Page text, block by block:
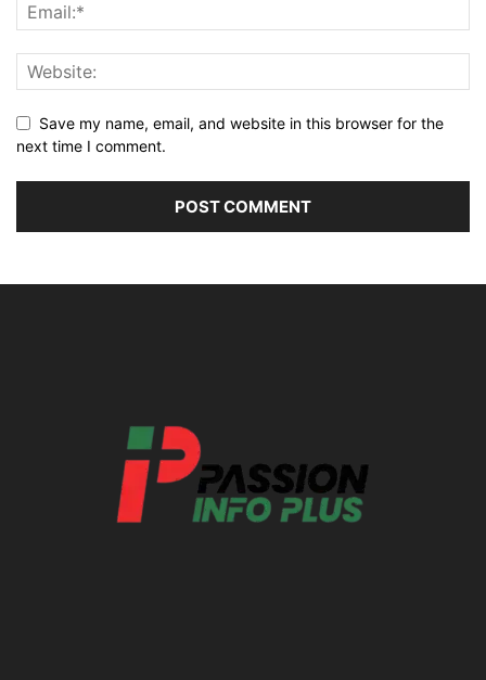
Save my name, email, and website in this browser for the
next time I comment.